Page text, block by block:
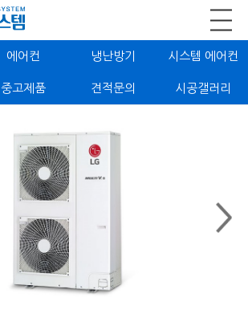
에어컨 냉난방기 시스템 에어컨
중고제품 견적문의 시공갤러리